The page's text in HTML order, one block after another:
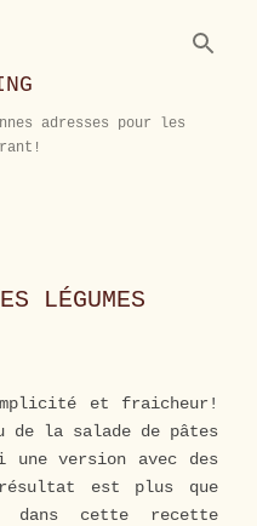
adresses pour les
LÉGUMES
et fraicheur!
de la salade de pâtes
version avec des
est plus que
dans cette recette